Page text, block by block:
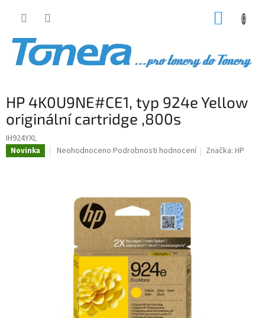
HP 4K0U9NE#CE1, typ 924e Yellow
originální cartridge ,800s
IH924YXL
Novinka
Průměrné
hvězdiček.
Neohodnoceno Podrobnosti hodnocení Značka:HP